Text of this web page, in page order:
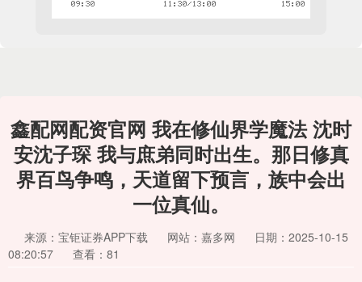
鑫配网配资官网 我在修仙界学魔法 沈时
安沈子琛 我与庶弟同时出生。那日修真
界百鸟争鸣，天道留下预言，族中会出
一位真仙。
来源：宝钜证券APP下载 网站：嘉多网
日期：2025-10-15
08:20:57
查看：81